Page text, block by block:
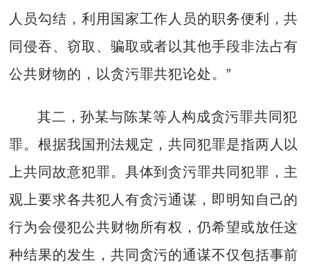
人员勾结，利用国家工作人员的职务便利，共
同侵吞、窃取、骗取或者以其他手段非法占有
公共财物的，以贪污罪共犯论处。”
其二，孙某与陈某等人构成贪污罪共同犯
罪。根据我国刑法规定，共同犯罪是指两人以
上共同故意犯罪。具体到贪污罪共同犯罪，主
观上要求各共犯人有贪污通谋，即明知自己的
行为会侵犯公共财物所有权，仍希望或放任这
种结果的发生，共同贪污的通谋不仅包括事前